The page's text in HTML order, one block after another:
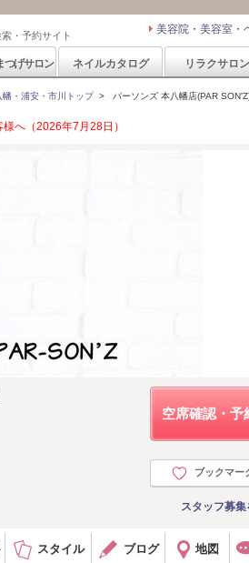
・予約サイト 美容院・美容室・
つげサロン ネイルカタログ リラクサロン
・浦安・市川トップ> パーソンズ 本八幡店(PAR
へ（2026年7月28日）
空席確認・予
ブックマー
スタッフ募
スタイル ブログ 地図